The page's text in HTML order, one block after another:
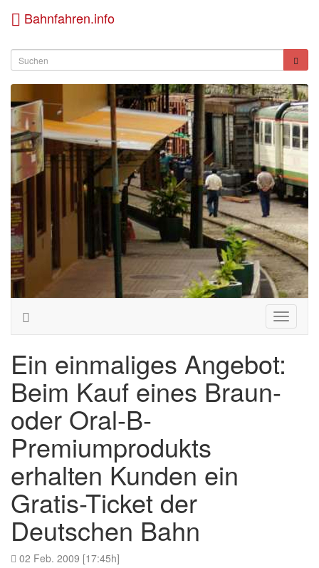
Bahnfahren.info
Toggle
Ein einmaliges Angebot:
Beim Kauf eines Braun-
oder Oral-B-
Premiumprodukts
erhalten Kunden ein
Gratis-Ticket der
Deutschen Bahn
02 Feb. 2009 [17:45h]